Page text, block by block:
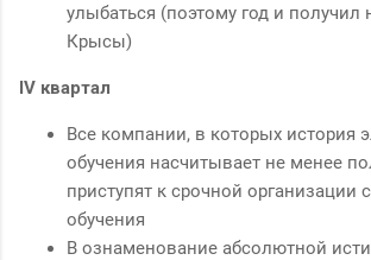
улыбаться (поэтому год и получил
Крысы)
IV квартал
Все компании, в которых история
обучения насчитывает не менее
приступят к срочной организации
обучения
В ознаменование абсолютной